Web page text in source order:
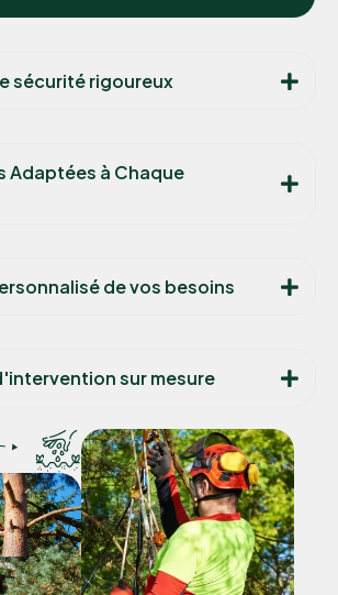
sécurité rigoureux
Adaptées à Chaque
de vos besoins
sur mesure